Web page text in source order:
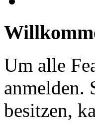
Um alle
anmelden.
besitzen,